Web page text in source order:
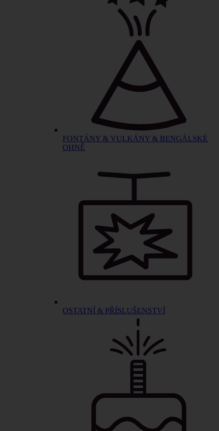
FONTÁNY & VULKÁNY & BENGÁLSKÉ
OHNĚ
OSTATNÍ & PŘÍSLUŠENSTVÍ